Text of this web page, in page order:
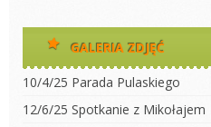
GALERIA ZDJĘĆ
10/4/25 Parada Pulaskiego
12/6/25 Spotkanie z Mikołajem